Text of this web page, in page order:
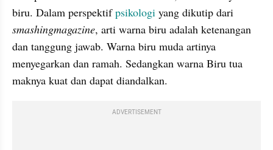
biru. Dalam perspektif psikologi
smashingmagazine, arti warna biru adalah ketenangan
dan tanggung jawab. Warna biru muda artinya
menyegarkan dan ramah. Sedangkan warna Biru tua
maknya kuat dan dapat diandalkan.
ADVERTISEMENT